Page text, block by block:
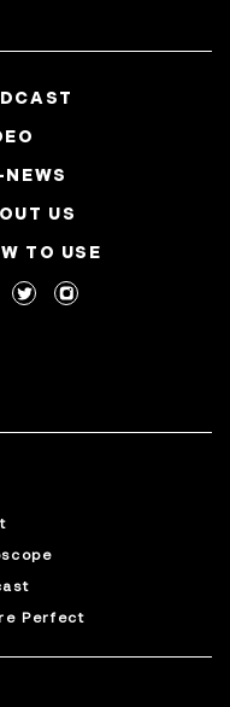
NEWS
US
TO USE
Perfect